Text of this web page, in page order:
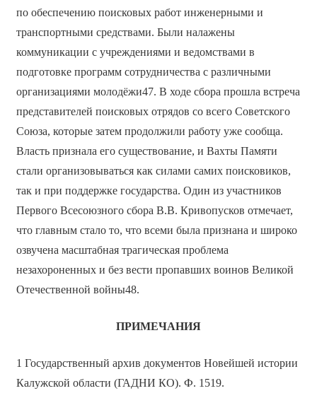
по обеспечению поисковых работ инженерными и
транспортными средствами. Были налажены
коммуникации с учреждениями и ведомствами в
подготовке программ сотрудничества с различными
организациями молодёжи47. В ходе сбора прошла встреча
представителей поисковых отрядов со всего Советского
Союза, которые затем продолжили работу уже сообща.
Власть признала его существование, и Вахты Памяти
стали организовываться как силами самих поисковиков,
так и при поддержке государства. Один из участников
Первого Всесоюзного сбора В.В. Кривопусков отмечает,
что главным стало то, что всеми была признана и широко
озвучена масштабная трагическая проблема
незахороненных и без вести пропавших воинов Великой
Отечественной войны48.
ПРИМЕЧАНИЯ
1 Государственный архив документов Новейшей истории
Калужской области (ГАДНИ КО). Ф. 1519.